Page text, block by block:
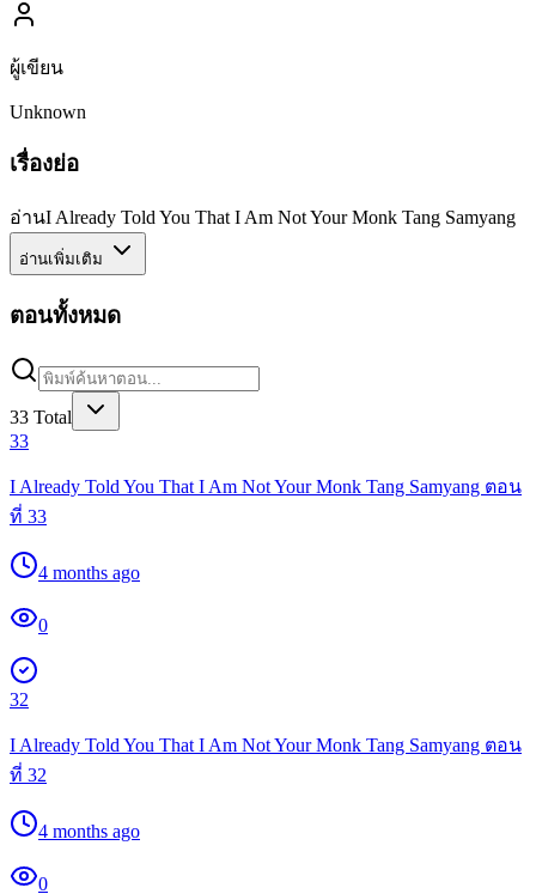
ผู้เขียน
Unknown
เรื่องย่อ
อ่านI Already Told You That I Am Not Your Monk Tang Samyang
อ่านเพิ่มเติม
ตอนทั้งหมด
33 Total
33
I Already Told You That I Am Not Your Monk Tang Samyang ตอน
ที่ 33
4 months ago
0
32
I Already Told You That I Am Not Your Monk Tang Samyang ตอน
ที่ 32
4 months ago
0